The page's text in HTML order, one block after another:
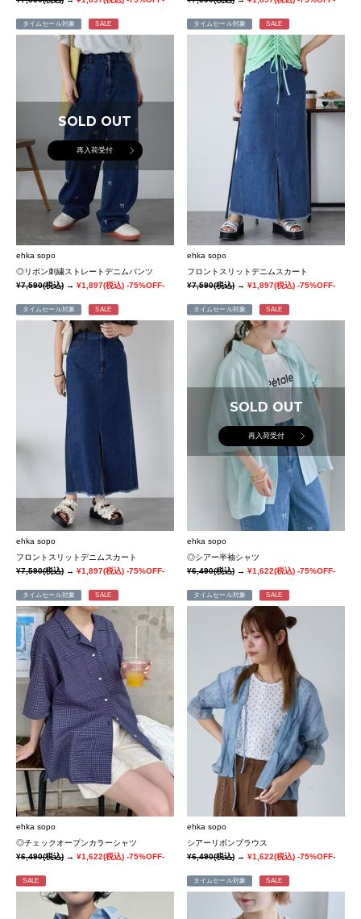
タイムセール対象 SALE
SOLD OUT
再入荷受付
ehka sopo
◎リボン刺繍ストレートデニムパンツ
¥7,590(税込) → ¥1,897(税込) -75%OFF-
タイムセール対象 SALE
ehka sopo
フロントスリットデニムスカート
¥7,590(税込)→¥1,897(税込) -75%OFF-
タイムセール対象 SALE
ehka sopo
フロントスリットデニムスカート
¥7,590(税込) → ¥1,897(税込) -75%OFF-
タイムセール対象 SALE
SOLD OUT
再入荷受付
ehka sopo
◎シアー半袖シャツ
¥6,490(税込)→¥1,622(税込) -75%OFF-
タイムセール対象 SALE
ehka sopo
◎チェックオープンカラーシャツ
¥6,490(税込) → ¥1,622(税込) -75%OFF-
タイムセール対象 SALE
ehka sopo
シアーリボンブラウス
¥6,490(税込)→¥1,622(税込) -75%OFF-
SALE タイムセール対象 SALE